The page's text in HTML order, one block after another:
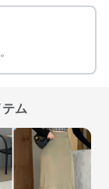
ム